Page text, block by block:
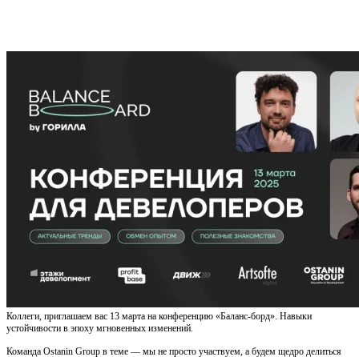
Коллеги, приглашаем вас 13 марта на конференцию «Баланс-борд». Навыки
устойчивости в эпоху мгновенных изменений.
Команда Ostanin Group в теме — мы не просто участвуем, а будем щедро делиться